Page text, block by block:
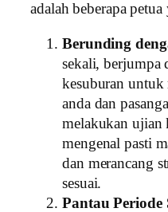
adalah beberapa
Berunding
sekali, berjumpa
kesuburan untuk
anda dan
melakukan ujian
mengenal pasti
dan merancang
sesuai.
Pantau Periode